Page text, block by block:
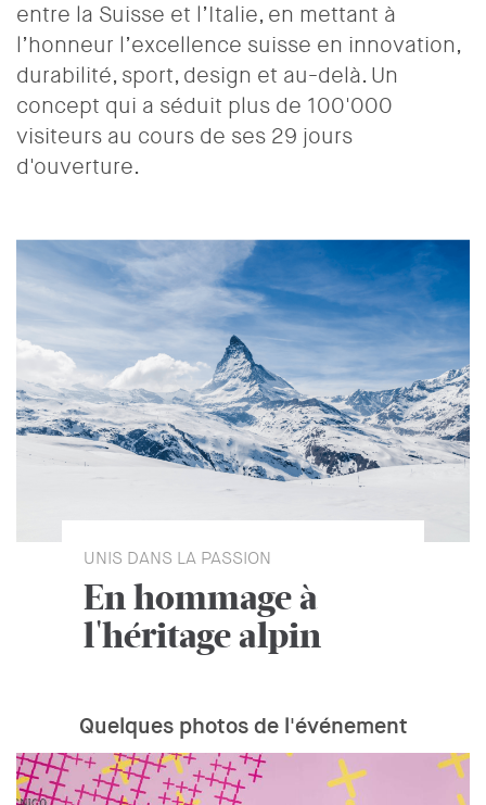
entre la Suisse et l’Italie, en mettant à
l’honneur l’excellence suisse en innovation,
durabilité, sport, design et au-delà. Un
concept qui a séduit plus de 100'000
visiteurs au cours de ses 29 jours
d'ouverture.
UNIS DANS LA PASSION
En hommage à
l'héritage alpin
Quelques photos de l'événement
Event
Gallery